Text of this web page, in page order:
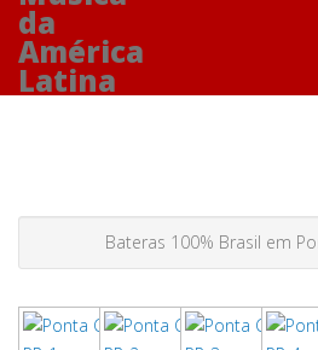
Bateras 100% Brasil em